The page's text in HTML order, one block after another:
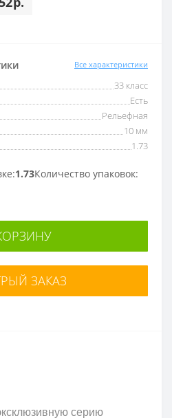
Все характеристики
33 класс
Есть
Рельефная
10 мм
1.73
1.73Количество упаковок:
ЗАКАЗ
серию